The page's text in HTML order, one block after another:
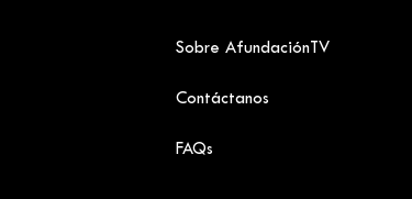
Sobre AfundaciónTV
Contáctanos
FAQs